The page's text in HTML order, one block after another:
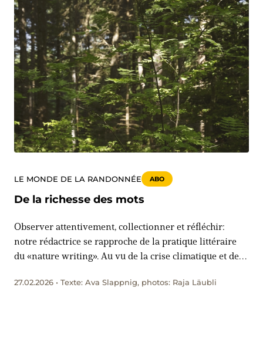
LE MONDE DE LA RANDONNÉE ABO
De la richesse des mots
Observer attentivement, collectionner et réfléchir:
notre rédactrice se rapproche de la pratique littéraire
du «nature writing». Au vu de la crise climatique et de
nouvelle urgence, y compris en Suisse.
27.02.2026 • Texte: Ava Slappnig, photos: Raja Läubli